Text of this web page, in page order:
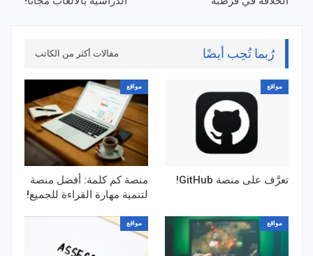
رُبما تُحِب أيضًا مقالات أكثر من الكاتب
مواقع
تعرَّف على منصة GitHub!
مواقع
منصة كم كلمة: أفضل منصة
لتنمية مهارة القراءة للجميع!
مواقع مواقع